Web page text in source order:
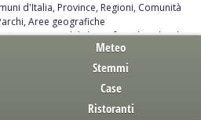
d'Italia, Province, Regioni, Comunità
Aree geografiche
moduli, leggi, free download
Meteo
Stemmi
Case
Ristoranti